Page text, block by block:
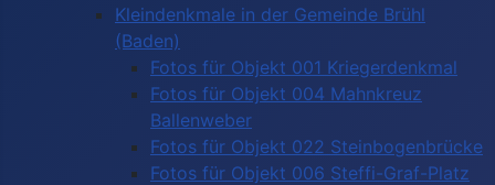
Kleindenkmale in der Gemeinde Brühl
(Baden)
Fotos für Objekt 001 Kriegerdenkmal
Fotos für Objekt 004 Mahnkreuz
Ballenweber
Fotos für Objekt 022 Steinbogenbrücke
Fotos für Objekt 006 Steffi-Graf-Platz